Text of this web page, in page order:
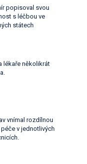
popisoval svou
s léčbou ve
státech
lékaře několikrát
vnímal rozdílnou
péče v jednotlivých